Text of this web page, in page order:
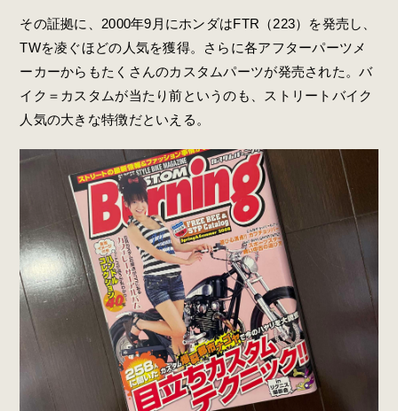
その証拠に、2000年9月にホンダはFTR（223）を発売し、
TWを凌ぐほどの人気を獲得。さらに各アフターパーツメ
ーカーからもたくさんのカスタムパーツが発売された。バ
イク＝カスタムが当たり前というのも、ストリートバイク
人気の大きな特徴だといえる。